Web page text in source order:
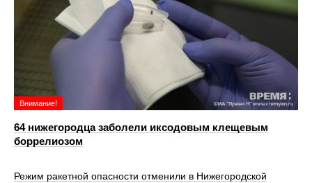
Внимание!
64 нижегородца заболели иксодовым клещевым
боррелиозом
Режим ракетной опасности отменили в Нижегородской